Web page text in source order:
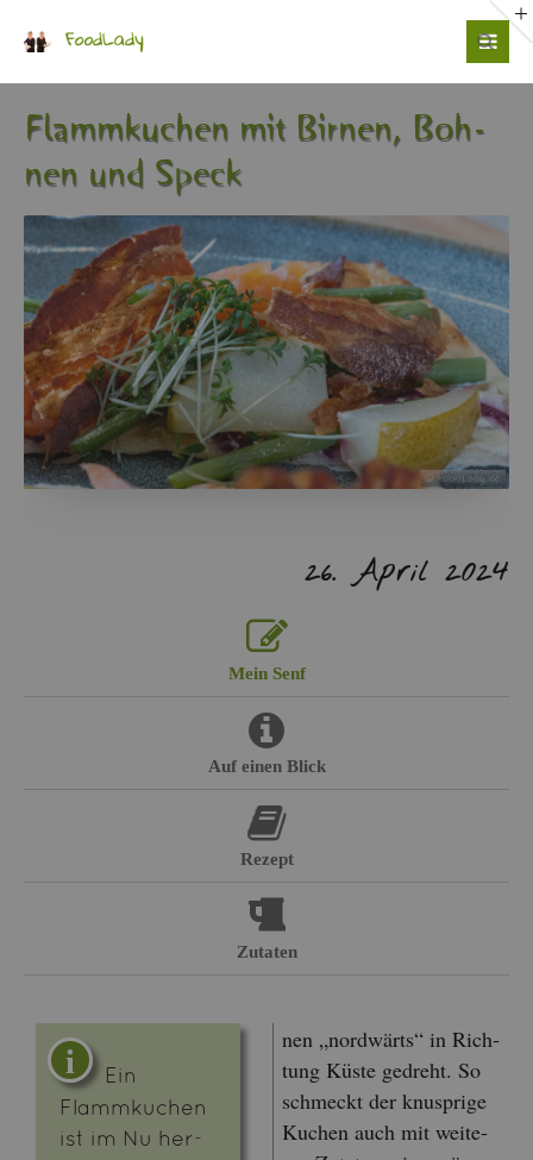
Passwort
Anmelden
Flamm­ku­chen mit Bir­nen, Boh­
nen und Speck
26. April 2024
Mein Senf
Auf einen Blick
Re­zept
Zu­ta­ten
Ein
Flamm­ku­chen
ist im Nu her­
nen „nord­wärts“ in Rich­
tung Küste ge­dreht. So
schmeckt der knusp­ri­ge
Ku­chen auch mit wei­te­